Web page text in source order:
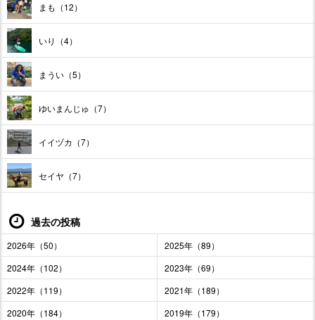
まも（12）
いり（4）
まうい（5）
ゆいまんじゅ（7）
イイヅカ（7）
セイヤ（7）
過去の投稿
2026年（50）
2025年（89）
2024年（102）
2023年（69）
2022年（119）
2021年（189）
2020年（184）
2019年（179）